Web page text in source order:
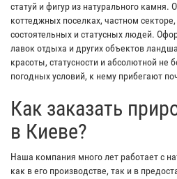
статуй и фигур из натурального камня.
коттеджных поселках, частном
состоятельных и статусных людей.
лавок отдыха и других объектов
красоты, статусности и абсолютной не
погодных условий, к нему прибегают
Как заказать
в Киеве?
Наша компания много лет работает с
как в его производстве, так и в